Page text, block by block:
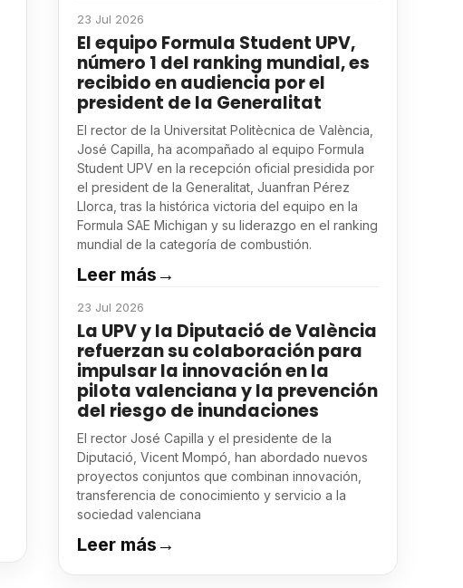
23 Jul 2026
El equipo Formula Student UPV,
número 1 del ranking mundial, es
recibido en audiencia por el
president de la Generalitat
El rector de la Universitat Politècnica de València,
José Capilla, ha acompañado al equipo Formula
Student UPV en la recepción oficial presidida por
el president de la Generalitat, Juanfran Pérez
Llorca, tras la histórica victoria del equipo en la
Formula SAE Michigan y su liderazgo en el ranking
mundial de la categoría de combustión.
Leer más →
23 Jul 2026
La UPV y la Diputació de València
refuerzan su colaboración para
impulsar la innovación en la
pilota valenciana y la prevención
del riesgo de inundaciones
El rector José Capilla y el presidente de la
Diputació, Vicent Mompó, han abordado nuevos
proyectos conjuntos que combinan innovación,
transferencia de conocimiento y servicio a la
sociedad valenciana
Leer más →